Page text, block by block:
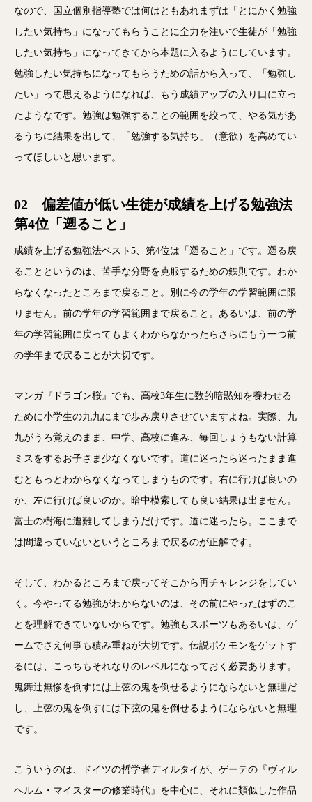
なので、国立個別指導塾では何はともあれまずは「とにかく勉強
したい気持ち」になってもらうことに全力を注いで生徒が「勉強
したい気持ち」になってきてから本題に入るようにしています。
勉強したい気持ちになってもらうための話から入って、「勉強し
たい」って思えるようになれば、もう成績アップの入り口に立っ
たようなです。勉強は勉強することの範囲を絞って、やる気があ
るうちに結果を出して、「勉強する気持ち」（意欲）を高めてい
ってほしいと思います。
02 偏差値が低い生徒が成績を上げる勉強法
第4位「遡ること」
成績を上げる勉強法ベスト5、第4位は「遡ること」です。遡る戻
ることというのは、苦手な分野を克服するための鉄則です。わか
らなくなったところまで戻ること。別に今の学年の学習範囲に限
りません。前の学年の学習範囲まで戻ること。あるいは、前の学
年の学習範囲に戻ってもよくわからなかったらさらにもう一つ前
の学年まで戻ることが大切です。
マンガ『ドラゴン桜』でも、高校3年生に数的暗黙知を養わせる
ために小学生の九九にまで歩み戻りさせていますよね。実際、九
九がうろ覚えのまま、中学、高校に進み、毎回しょうもない計算
ミスをするお子さま少なくないです。道に迷ったら迷ったまま進
むともっとわからなくなってしまうものです。右に行けば良いの
か、左に行けば良いのか。暗中模索しても良い結果は出ません。
富士の樹海に遭難してしまうだけです。道に迷ったら。ここまで
は間違っていないというところまで戻るのが正解です。
そして、わかるところまで戻ってそこから再チャレンジをしてい
く。今やってる勉強がわからないのは、その前にやったはずのこ
とを理解できていないからです。勉強もスポーツもあるいは、ゲ
ームでさえ何事も積み重ねが大切です。伝説ポケモンをゲットす
るには、こっちもそれなりのレベルになっておく必要あります。
鬼舞辻無惨を倒すには上弦の鬼を倒せるようにならないと無理だ
し、上弦の鬼を倒すには下弦の鬼を倒せるようにならないと無理
です。
こういうのは、ドイツの哲学者ディルタイが、ゲーテの『ヴィル
ヘルム・マイスターの修業時代』を中心に、それに類似した作品